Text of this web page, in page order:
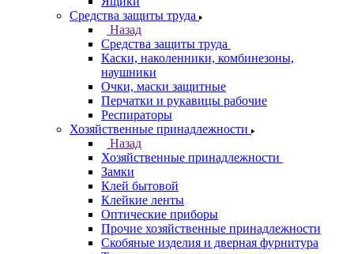
Средства защиты труда
Назад
Средства защиты труда
Каски, наколенники, комбинезоны,
наушники
Очки, маски защитные
Перчатки и рукавицы рабочие
Респираторы
Хозяйственные принадлежности
Назад
Хозяйственные принадлежности
Замки
Клей бытовой
Клейкие ленты
Оптические приборы
Прочие хозяйственные принадлежности
Скобяные изделия и дверная фурнитура